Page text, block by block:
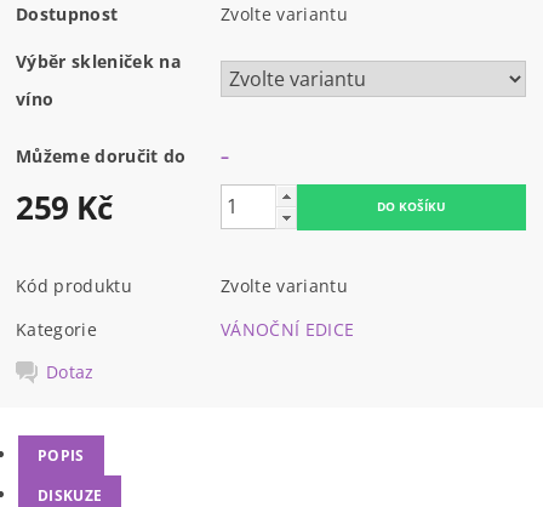
Dostupnost Zvolte variantu
Výběr skleniček na
víno
Můžeme doručit do –
259 Kč
Kód produktu
Zvolte variantu
Kategorie
VÁNOČNÍ EDICE
Dotaz
POPIS
DISKUZE